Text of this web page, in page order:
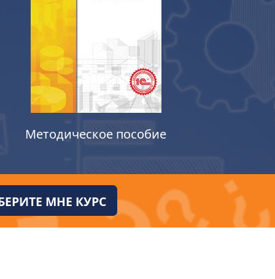
Методическое пособие
МНЕ КУРС